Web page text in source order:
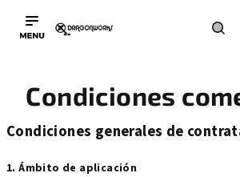
contenido
en
Condiciones
Condiciones generales de
1. Ámbito de aplicación